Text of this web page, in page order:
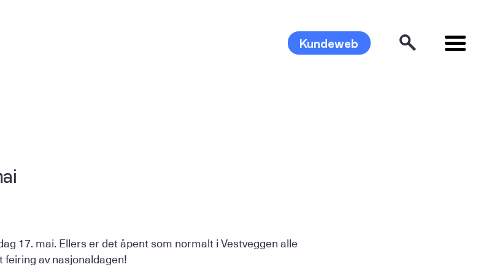
Kundeweb
17. mai. Ellers er det åpent som normalt i Vestveggen alle
feiring av nasjonaldagen!